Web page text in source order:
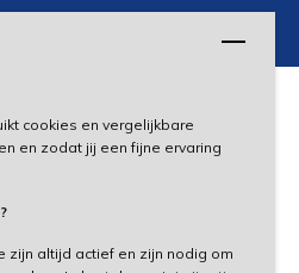
cookies en vergelijkbare
en zodat jij een fijne ervaring
zijn altijd actief en zijn nodig om